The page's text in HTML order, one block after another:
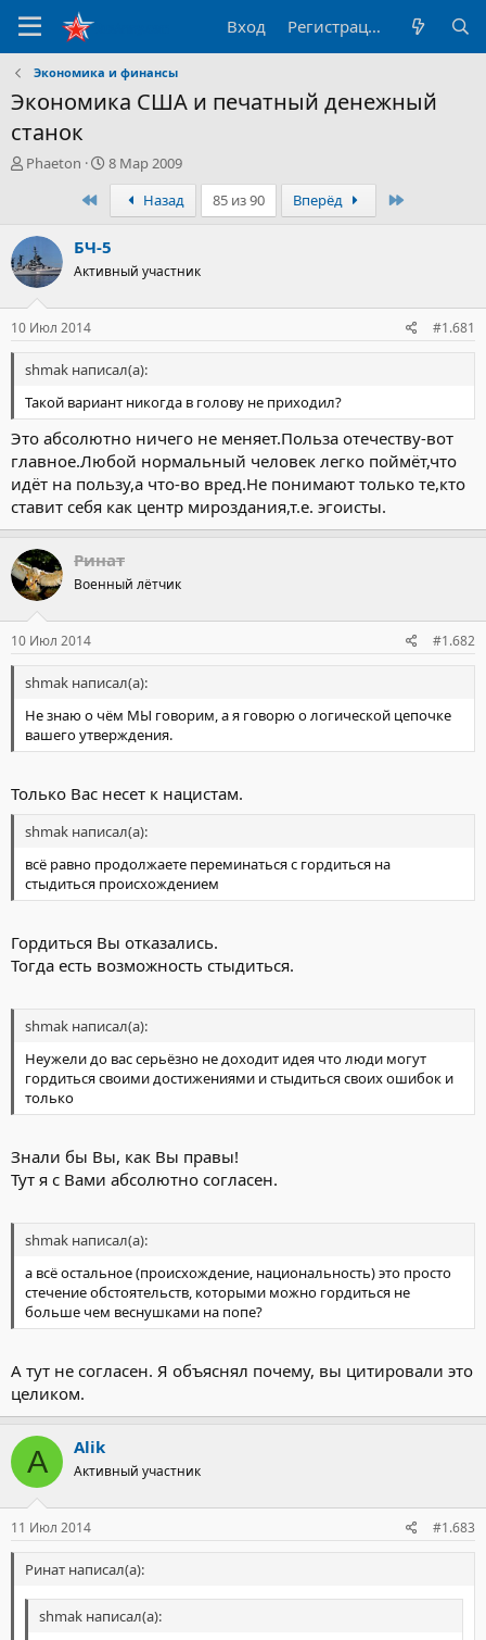
Вход Регистрация
Экономика и финансы
Экономика США и печатный денежный
станок
А
р
т
е
м
ы
Phaeton
Д
а
а
н
а
ч
8 Мар 2009
ПервыйНазад 85 из 90 Вперёд
БЧ-5
Активный участник
10 Июл 2014 #1.681
shmak написал(а):
Такой вариант никогда в голову не приходил?
Это абсолютно ничего не меняет.Польза отечеству-вот
главное.Любой нормальный человек легко поймёт,что
идёт на пользу,а что-во вред.Не понимают только те,кто
ставит себя как центр мироздания,т.е. эгоисты.
Ринат
Военный лётчик
10 Июл 2014 #1.682
shmak написал(а):
Не знаю о чём МЫ говорим, а я говорю о логической цепочке
вашего утверждения.
Только Вас несет к нацистам.
shmak написал(а):
всё равно продолжаете переминаться с гордиться на
стыдиться происхождением
Гордиться Вы отказались.
Тогда есть возможность стыдиться.
shmak написал(а):
Неужели до вас серьёзно не доходит идея что люди могут
гордиться своими достижениями и стыдиться своих ошибок и
только
Знали бы Вы, как Вы правы!
Тут я с Вами абсолютно согласен.
shmak написал(а):
а всё остальное (происхождение, национальность) это просто
стечение обстоятельств, которыми можно гордиться не
больше чем веснушками на попе?
А тут не согласен. Я объяснял почему, вы цитировали это
целиком.
A Alik
Активный участник
11 Июл 2014 #1.683
Ринат написал(а):
shmak написал(а):